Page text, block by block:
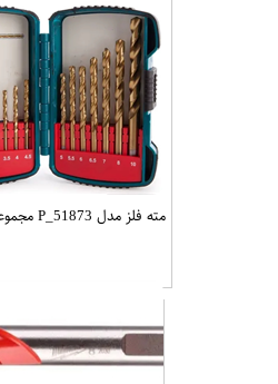
مته فلز مدل P_51873 مجموعه 16 عددی ماکیتا